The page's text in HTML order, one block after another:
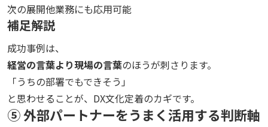
次の展開他業務にも応用可能
補足解説
成功事例は、
経営の言葉より現場の言葉のほうが刺さります。
「うちの部署でもできそう」
と思わせることが、DX文化定着のカギです。
⑤ 外部パートナーをうまく活用する判断軸